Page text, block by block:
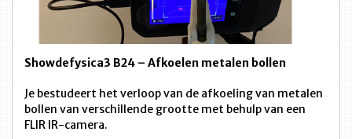
Showdefysica3 B24 – Afkoelen metalen bollen
Je bestudeert het verloop van de afkoeling van metalen
bollen van verschillende grootte met behulp van een
FLIR IR-camera.